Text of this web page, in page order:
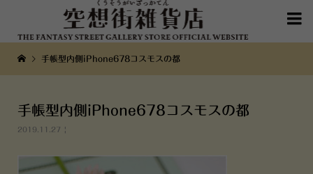

手帳型内側iPhone678コスモスの都
手帳型内側iPhone678コスモスの都
2019.11.27